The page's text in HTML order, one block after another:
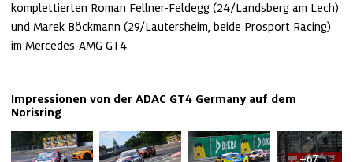
komplettierten Roman Fellner-Feldegg (24/Landsberg am Lech)
und Marek Böckmann (29/Lautersheim, beide Prosport Racing)
im Mercedes-AMG GT4.
Impressionen von der ADAC GT4 Germany auf dem
Norisring
+67